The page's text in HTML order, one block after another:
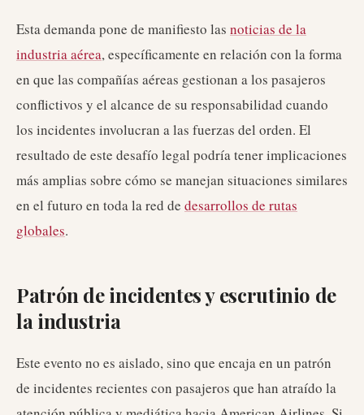
Esta demanda pone de manifiesto las noticias de la
industria aérea, específicamente en relación con la forma
en que las compañías aéreas gestionan a los pasajeros
conflictivos y el alcance de su responsabilidad cuando
los incidentes involucran a las fuerzas del orden. El
resultado de este desafío legal podría tener implicaciones
más amplias sobre cómo se manejan situaciones similares
en el futuro en toda la red de desarrollos de rutas
globales.
Patrón de incidentes y escrutinio de
la industria
Este evento no es aislado, sino que encaja en un patrón
de incidentes recientes con pasajeros que han atraído la